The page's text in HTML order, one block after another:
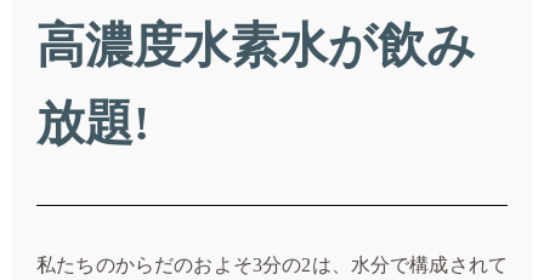
高濃度水素水が飲み
放題!
私たちのからだのおよそ3分の2は、水分で構成されて